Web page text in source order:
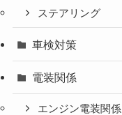
ステアリング
車検対策
電装関係
エンジン電装関係